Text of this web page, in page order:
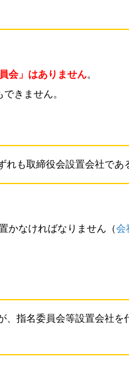
会」はありません。
きません。
も取締役会設置会社であ
かなければなりません（会
指名委員会等設置会社を